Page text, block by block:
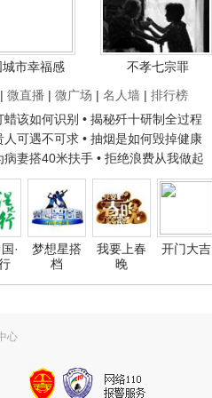
城市幸福感
不孝七宗罪
| 微直播 | 微广场 | 名人墙 | 排行榜
蜡该如何识别 • 揭秘歼十研制全过程
人可遇不可求 • 抽烟是如何毁掉健康
病妻搭40米扶手 • 拒绝浪费从我做起
·
梦想星搭
档
我要上春
晚
开门大吉
心